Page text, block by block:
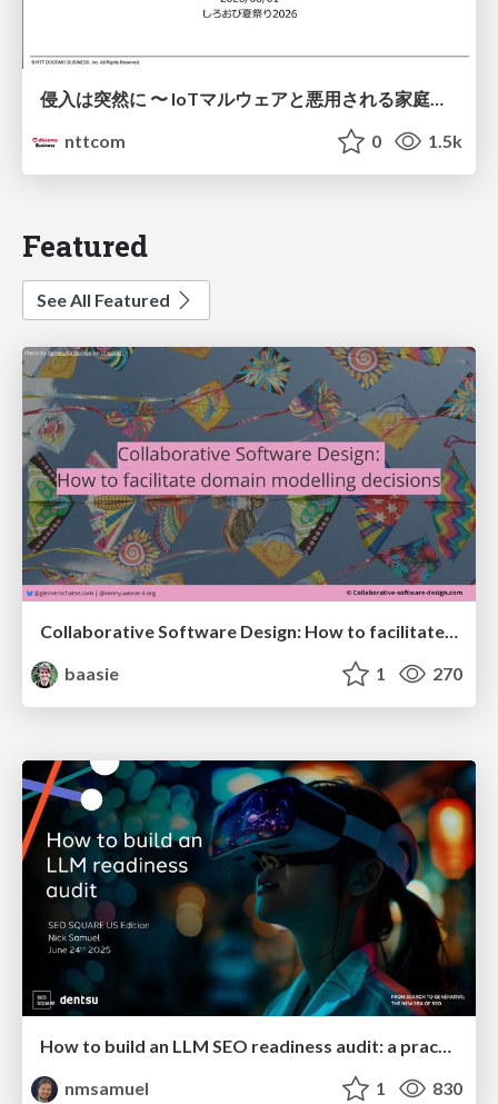
侵入は突然に 〜 IoTマルウェアと悪用される家庭の機器 ～ / When Intrusion Strikes: IoT Malware and the Abuse of Home Devices
nttcom
0 1.5k
Featured
See All Featured
Collaborative Software Design: How to facilitate domain modelling decisions
baasie
1 270
How to build an LLM SEO readiness audit: a practical framework
nmsamuel
1 830